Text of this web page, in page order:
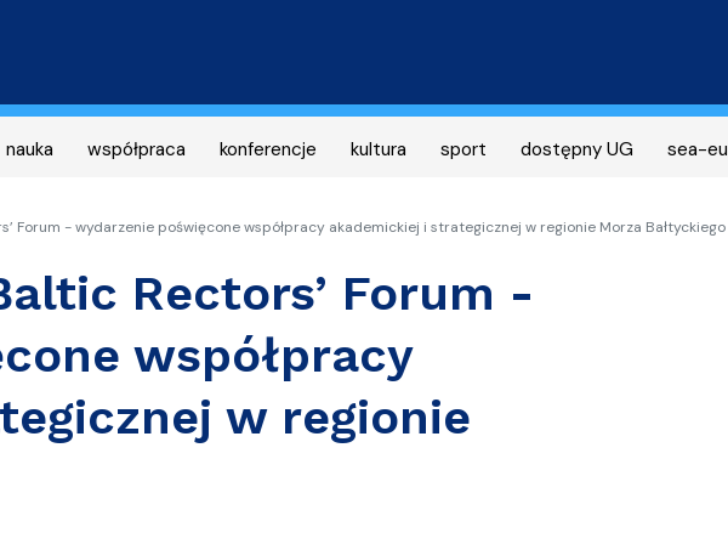
nauka współpraca konferencje kultura sport dostępny UG sea-eu
Forum - wydarzenie poświęcone współpracy akademickiej i strategicznej w regionie Morza Bałtyckiego
Rectors’ Forum -
współpracy
w regionie